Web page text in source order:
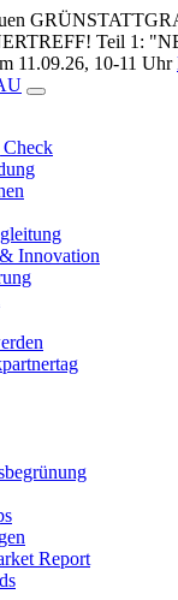
Teil 1:
11.09.26, 10-11 Uhr
Innovation
Report